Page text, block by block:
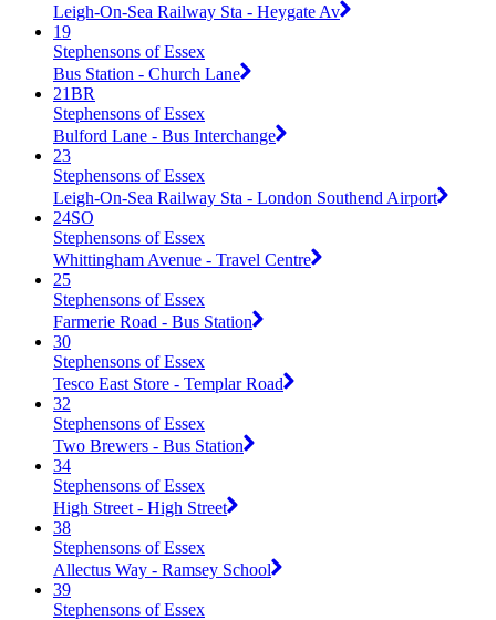
Leigh-On-Sea Railway Sta - Heygate Av
19
Stephensons of Essex
Bus Station - Church Lane
21BR
Stephensons of Essex
Bulford Lane - Bus Interchange
23
Stephensons of Essex
Leigh-On-Sea Railway Sta - London Southend Airport
24SO
Stephensons of Essex
Whittingham Avenue - Travel Centre
25
Stephensons of Essex
Farmerie Road - Bus Station
30
Stephensons of Essex
Tesco East Store - Templar Road
32
Stephensons of Essex
Two Brewers - Bus Station
34
Stephensons of Essex
High Street - High Street
38
Stephensons of Essex
Allectus Way - Ramsey School
39
Stephensons of Essex